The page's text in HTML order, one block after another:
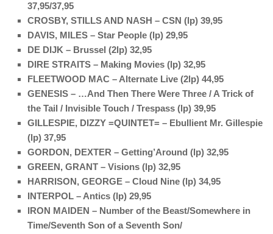
37,95/37,95
CROSBY, STILLS AND NASH – CSN (lp) 39,95
DAVIS, MILES – Star People (lp) 29,95
DE DIJK – Brussel (2lp) 32,95
DIRE STRAITS – Making Movies (lp) 32,95
FLEETWOOD MAC – Alternate Live (2lp) 44,95
GENESIS – …And Then There Were Three / A Trick of
the Tail / Invisible Touch / Trespass (lp) 39,95
GILLESPIE, DIZZY =QUINTET= – Ebullient Mr. Gillespie
(lp) 37,95
GORDON, DEXTER – Getting’Around (lp) 32,95
GREEN, GRANT – Visions (lp) 32,95
HARRISON, GEORGE – Cloud Nine (lp) 34,95
INTERPOL – Antics (lp) 29,95
IRON MAIDEN – Number of the Beast/Somewhere in
Time/Seventh Son of a Seventh Son/